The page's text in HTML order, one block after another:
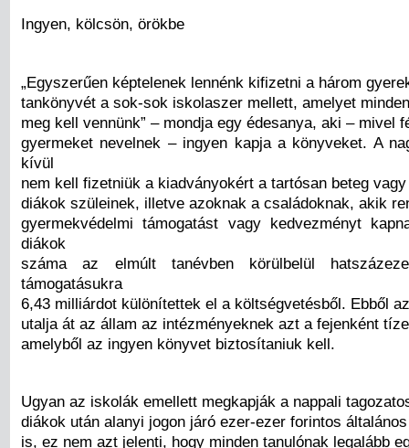
Ingyen, kölcsön, örökbe
„Egyszerűen képtelenek lennénk kifizetni a három
tankönyvét a sok-sok iskolaszer mellett, amelyet
meg kell vennünk” – mondja egy édesanya, aki – mivel
gyermeket nevelnek – ingyen kapja a könyveket. A
kívül
nem kell fizetniük a kiadványokért a tartósan beteg
diákok szüleinek, illetve azoknak a családoknak, akik
gyermekvédelmi támogatást vagy kedvezményt
diákok
száma az elmúlt tanévben körülbelül
támogatásukra
6,43 milliárdot különítettek el a költségvetésből. Ebből
utalja át az állam az intézményeknek azt a fejenként
amelyből az ingyen könyvet biztosítaniuk kell.
Ugyan az iskolák emellett megkapják a nappali
diákok után alanyi jogon járó ezer-ezer forintos
is, ez nem azt jelenti, hogy minden tanulónak legalább